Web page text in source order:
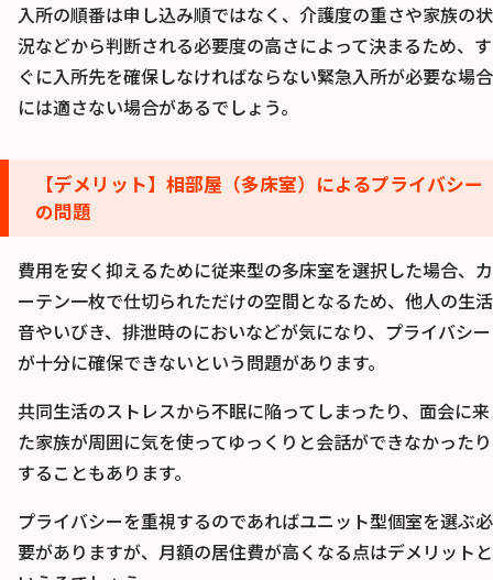
入所の順番は申し込み順ではなく、介護度の重さや家族の状
況などから判断される必要度の高さによって決まるため、す
ぐに入所先を確保しなければならない緊急入所が必要な場合
には適さない場合があるでしょう。
【デメリット】相部屋（多床室）によるプライバシー
の問題
費用を安く抑えるために従来型の多床室を選択した場合、カ
ーテン一枚で仕切られただけの空間となるため、他人の生活
音やいびき、排泄時のにおいなどが気になり、プライバシー
が十分に確保できないという問題があります。
共同生活のストレスから不眠に陥ってしまったり、面会に来
た家族が周囲に気を使ってゆっくりと会話ができなかったり
することもあります。
プライバシーを重視するのであればユニット型個室を選ぶ必
要がありますが、月額の居住費が高くなる点はデメリットと